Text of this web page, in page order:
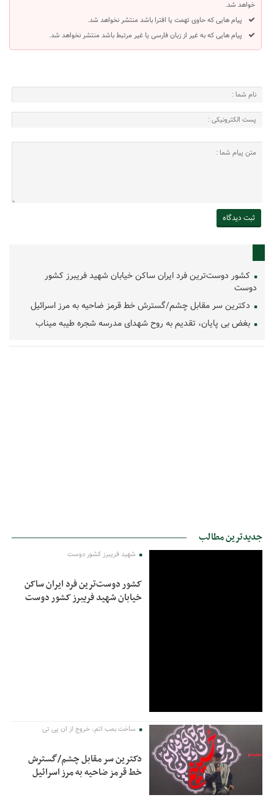
خواهد شد.
پیام هایی که حاوی تهمت یا افترا باشد منتشر نخواهد شد.
پیام هایی که به غیر از زبان فارسی یا غیر مرتبط باشد منتشر نخواهد شد.
کشور دوست‌ترین فرد ایران ساکن خیابان شهید فریبرز کشور
دوست
دکترین سر مقابل چشم/گسترش خط قرمز ضاحیه به مرز اسرائیل
بغض بی پایان، تقدیم به روح شهدای مدرسه شجره طیبه میناب
جدیدترین مطالب
شهید فریبرز کشور دوست
کشور دوست‌ترین فرد ایران ساکن
خیابان شهید فریبرز کشور دوست
ساخت بمب اتم، خروج از ان پی تی
دکترین سر مقابل چشم/گسترش
خط قرمز ضاحیه به مرز اسرائیل